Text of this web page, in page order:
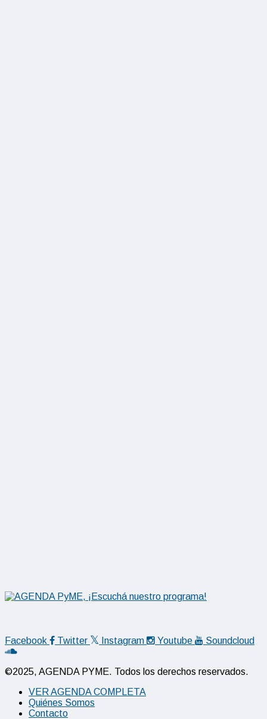
Facebook Twitter Instagram Youtube Soundcloud
©2025, AGENDA PYME. Todos los derechos reservados.
VER AGENDA COMPLETA
Quiénes Somos
Contacto